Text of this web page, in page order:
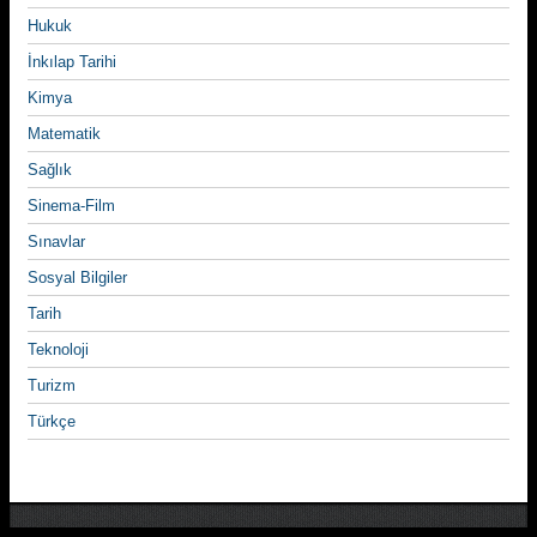
Hukuk
İnkılap Tarihi
Kimya
Matematik
Sağlık
Sinema-Film
Sınavlar
Sosyal Bilgiler
Tarih
Teknoloji
Turizm
Türkçe